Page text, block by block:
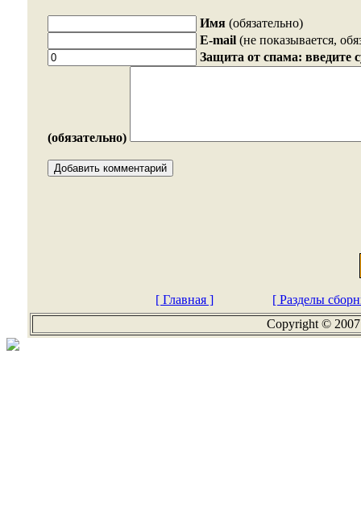
Имя (обязательно)
E-mail (не показывается,
Защита от спама: введите
(обязательно)
[ Главная ]
[ Разделы
Copyright ©